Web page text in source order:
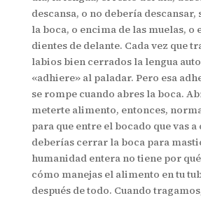
descansa, o no debería descansar,
la boca, o encima de las muelas, o
dientes de delante. Cada vez que
labios bien cerrados la lengua
«adhiere» al paladar. Pero esa
se rompe cuando abres la boca.
meterte alimento, entonces,
para que entre el bocado que vas
deberías cerrar la boca para
humanidad entera no tiene por
cómo manejas el alimento en tu
después de todo. Cuando